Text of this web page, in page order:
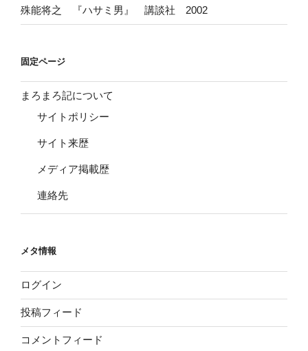
殊能将之 『ハサミ男』 講談社 2002
固定ページ
まろまろ記について
サイトポリシー
サイト来歴
メディア掲載歴
連絡先
メタ情報
ログイン
投稿フィード
コメントフィード